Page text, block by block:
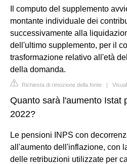
Il computo del supplemento
montante individuale dei
successivamente alla
dell'ultimo supplemento, per il
trasformazione relativo all'età
della domanda.
Richiesta di rimozione della fonte |
Quanto sarà l'aumento Istat
2022?
Le pensioni INPS con
all'aumento dell'inflazione, con
delle retribuzioni utilizzate per